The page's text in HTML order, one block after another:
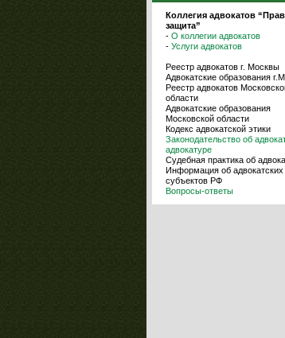
Коллегия адвокатов
защита”
- О коллегии адвокатов
- Услуги адвокатов
Реестр адвокатов г. Москвы
Адвокатские образования
Реестр адвокатов
области
Адвокатские образования
Московской области
Кодекс адвокатской этики
Законодательство об
адвокатуре
Судебная практика об
Информация об адвокатских
субъектов РФ
Вопросы-ответы